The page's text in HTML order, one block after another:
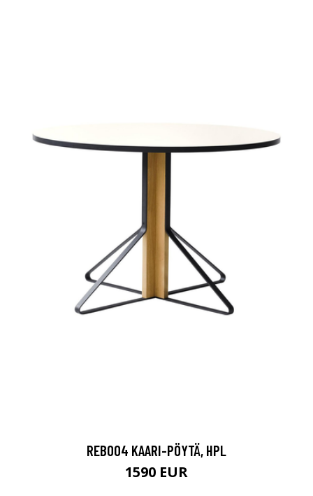
REB004 KAARI-PÖYTÄ, HPL
1590 EUR